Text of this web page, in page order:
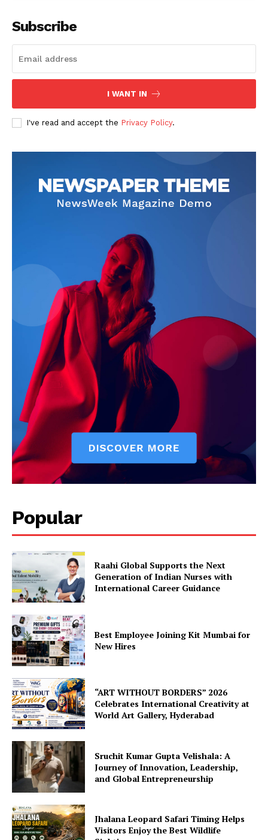
Subscribe
I WANT IN
I've read and accept the Privacy Policy.
Popular
Raahi Global Supports the Next
Generation of Indian Nurses with
International Career Guidance
Best Employee Joining Kit Mumbai for
New Hires
“ART WITHOUT BORDERS” 2026
Celebrates International Creativity at
World Art Gallery, Hyderabad
Sruchit Kumar Gupta Velishala: A
Journey of Innovation, Leadership,
and Global Entrepreneurship
Jhalana Leopard Safari Timing Helps
Visitors Enjoy the Best Wildlife